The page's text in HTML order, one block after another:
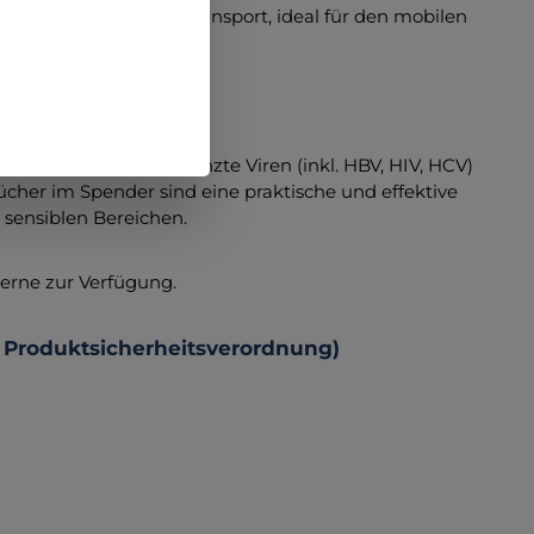
und einfachen Transport, ideal für den mobilen
(levurozid) Begrenzte Viren (inkl. HBV, HIV, HCV)
im Spender sind eine praktische und effektive
Bereichen.
zur Verfügung.